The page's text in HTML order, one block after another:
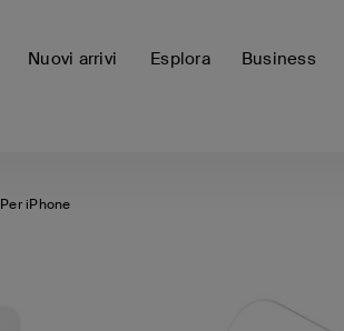
Nuovi arrivi Esplora Business
Per iPhone